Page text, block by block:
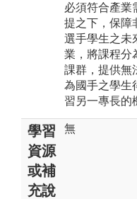
必須符合產業
提之下，保障
選手學生之未
業，將課程分
課群，提供無
為國手之學生
習另一專長的
學習
資源
或補
充說
無